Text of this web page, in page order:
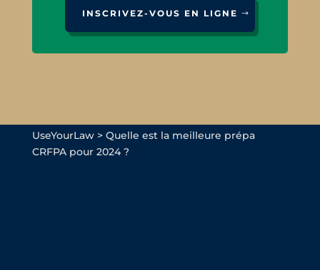
INSCRIVEZ-VOUS EN LIGNE
UseYourLaw> Quelle est la meilleure prépa
CRFPA pour 2024 ?